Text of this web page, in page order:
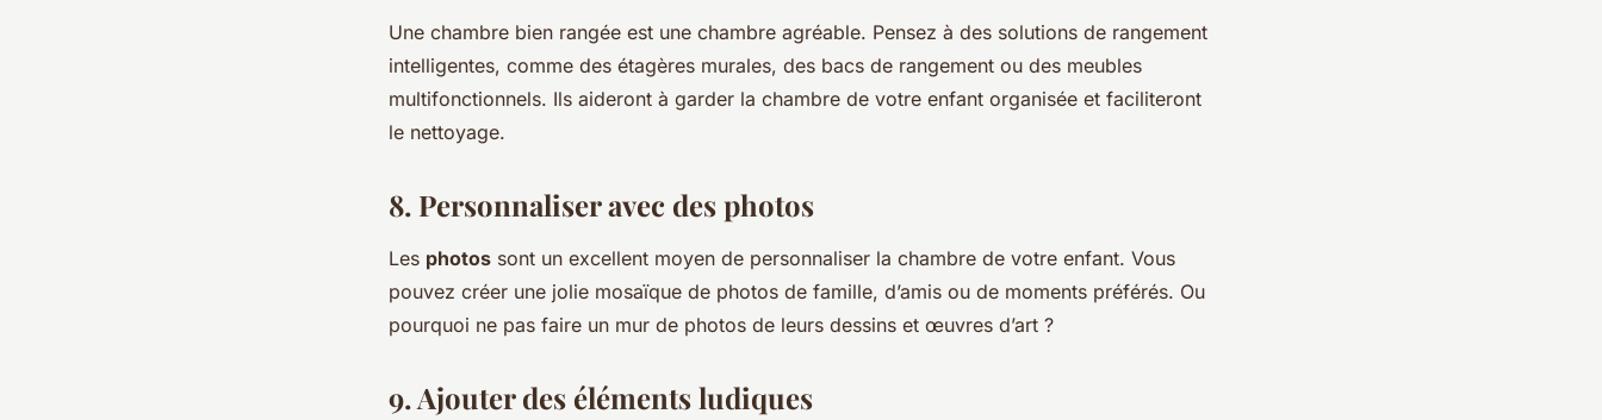
Une chambre bien rangée est une chambre agréable. Pensez à des solutions de rangement
intelligentes, comme des étagères murales, des bacs de rangement ou des meubles
multifonctionnels. Ils aideront à garder la chambre de votre enfant organisée et faciliteront
le nettoyage.
8. Personnaliser avec des photos
Les photos sont un excellent moyen de personnaliser la chambre de votre enfant. Vous
pouvez créer une jolie mosaïque de photos de famille, d’amis ou de moments préférés. Ou
pourquoi ne pas faire un mur de photos de leurs dessins et œuvres d’art ?
9. Ajouter des éléments ludiques